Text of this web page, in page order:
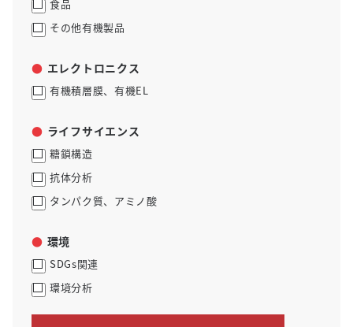
食品
その他有機製品
エレクトロニクス
有機積層膜、有機EL
ライフサイエンス
糖鎖構造
抗体分析
タンパク質、アミノ酸
環境
SDGs関連
環境分析